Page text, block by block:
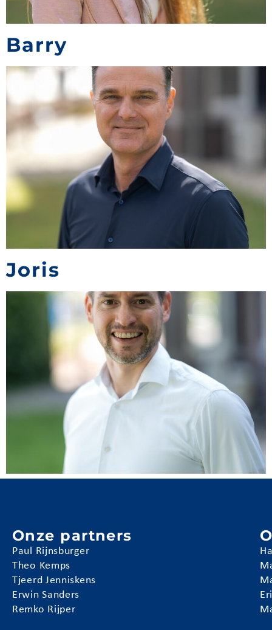
Barry
Joris
Onze partners
Paul Rijnsburger
Theo Kemps
Tjeerd Jenniskens
Erwin Sanders
Remko Rijper